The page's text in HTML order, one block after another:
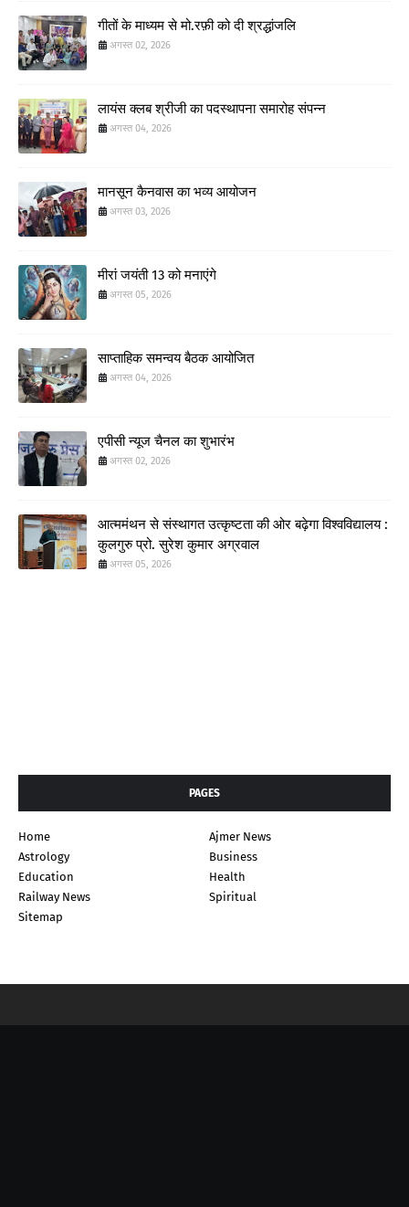
गीतों के माध्यम से मो.रफ़ी को दी श्रद्धांजलि
अगस्त 02, 2026
लायंस क्लब श्रीजी का पदस्थापना समारोह संपन्न
अगस्त 04, 2026
मानसून कैनवास का भव्य आयोजन
अगस्त 03, 2026
मीरां जयंती 13 को मनाएंगे
अगस्त 05, 2026
साप्ताहिक समन्वय बैठक आयोजित
अगस्त 04, 2026
एपीसी न्यूज चैनल का शुभारंभ
अगस्त 02, 2026
आत्ममंथन से संस्थागत उत्कृष्टता की ओर बढ़ेगा विश्वविद्यालय :
कुलगुरु प्रो. सुरेश कुमार अग्रवाल
अगस्त 05, 2026
PAGES
Home
Ajmer News
Astrology
Business
Education
Health
Railway News
Spiritual
Sitemap